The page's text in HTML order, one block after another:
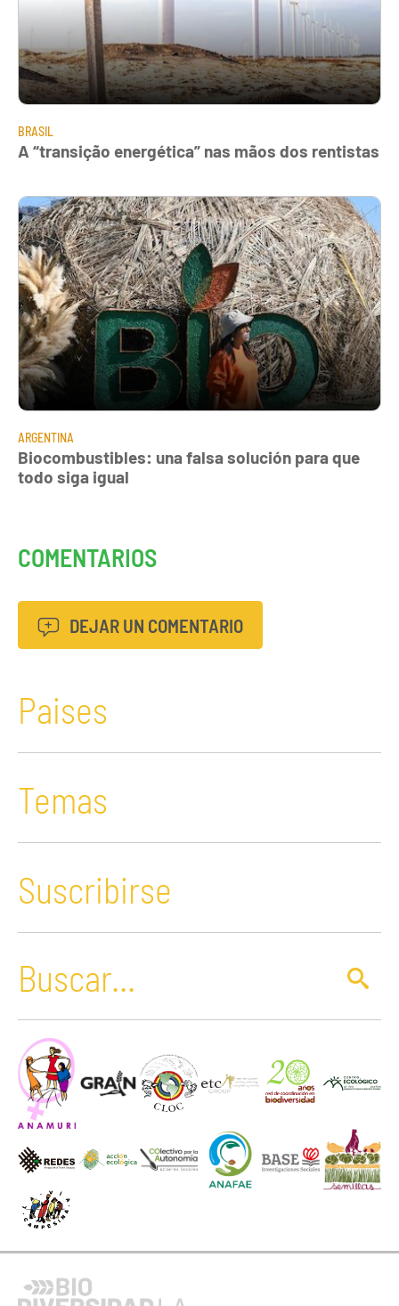
BRASIL
A “transição energética” nas mãos dos rentistas
ARGENTINA
Biocombustibles: una falsa solución para que
todo siga igual
COMENTARIOS
DEJAR UN COMENTARIO
Paises
Temas
Suscribirse